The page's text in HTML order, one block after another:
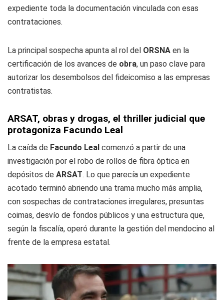
expediente toda la documentación vinculada con esas
contrataciones.
La principal sospecha apunta al rol del ORSNA en la
certificación de los avances de obra, un paso clave para
autorizar los desembolsos del fideicomiso a las empresas
contratistas.
ARSAT, obras y drogas, el thriller judicial que
protagoniza Facundo Leal
La caída de Facundo Leal comenzó a partir de una
investigación por el robo de rollos de fibra óptica en
depósitos de ARSAT. Lo que parecía un expediente
acotado terminó abriendo una trama mucho más amplia,
con sospechas de contrataciones irregulares, presuntas
coimas, desvío de fondos públicos y una estructura que,
según la fiscalía, operó durante la gestión del mendocino al
frente de la empresa estatal.